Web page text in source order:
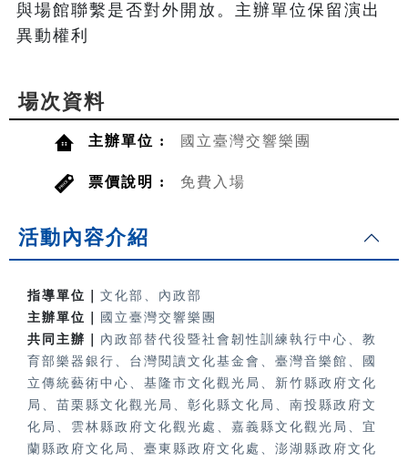
與場館聯繫是否對外開放。主辦單位保留演出
異動權利
場次資料
主辦單位 : 國立臺灣交響樂團
票價說明 : 免費入場
活動內容介紹
指導單位｜ 文化部、內政部
主辦單位｜
國立臺灣交響樂團
共同主辦｜ 內政部替代役暨社會韌性訓練執行中心、教
育部樂器銀行、 台灣閱讀文化基金會、臺灣音樂館、國
立傳統藝術中心、基隆市文化觀光局、新竹縣政府文化
局、苗栗縣文化觀光局、彰化縣文化局、南投縣政府文
化局、雲林縣政府文化觀光處、嘉義縣文化觀光局、宜
蘭縣政府文化局、臺東縣政府文化處、澎湖縣政府文化